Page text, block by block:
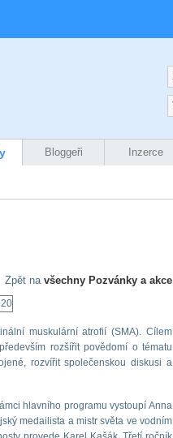
Bloggeři Inzerce
Zpět na všechny Pozvánky a akce
muskulární atrofií (SMA). Cílem
rozšířit povědomí o tématu
rozvířit společenskou diskusi a
hlavního programu vystoupí Anna
medailista a mistr světa ve vodním